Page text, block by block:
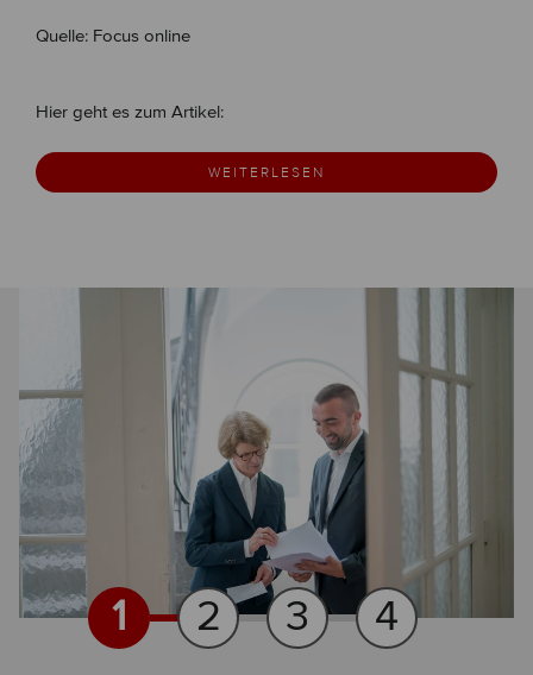
Quelle: Focus online
Hier geht es zum Artikel:
WEITERLESEN
1 2 3 4